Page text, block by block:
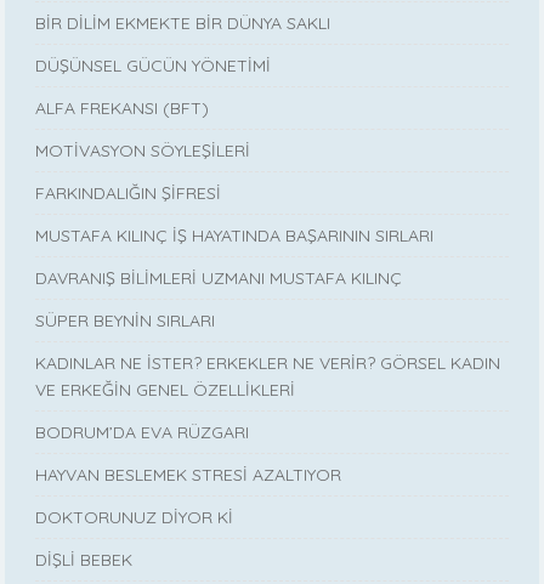
BİR DİLİM EKMEKTE BİR DÜNYA SAKLI
DÜŞÜNSEL GÜCÜN YÖNETİMİ
ALFA FREKANSI (BFT)
MOTİVASYON SÖYLEŞİLERİ
FARKINDALIĞIN ŞİFRESİ
MUSTAFA KILINÇ İŞ HAYATINDA BAŞARININ SIRLARI
DAVRANIŞ BİLİMLERİ UZMANI MUSTAFA KILINÇ
SÜPER BEYNİN SIRLARI
KADINLAR NE İSTER? ERKEKLER NE VERİR? GÖRSEL KADIN
VE ERKEĞİN GENEL ÖZELLİKLERİ
BODRUM’DA EVA RÜZGARI
HAYVAN BESLEMEK STRESİ AZALTIYOR
DOKTORUNUZ DİYOR Kİ
DİŞLİ BEBEK